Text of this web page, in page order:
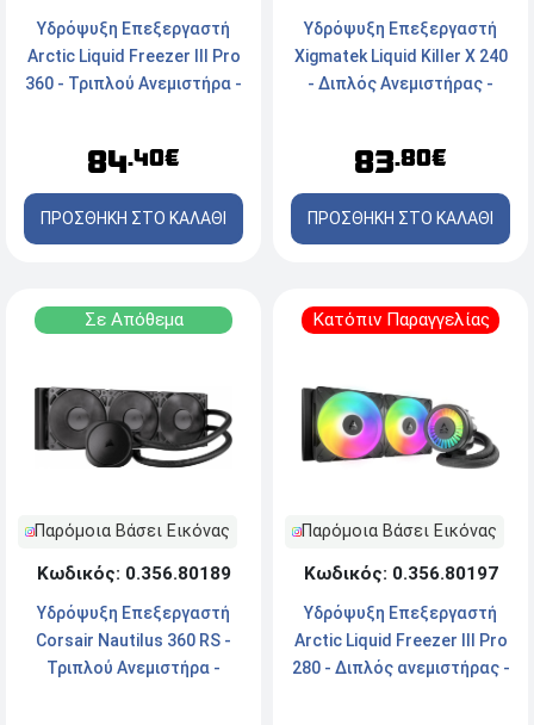
Υδρόψυξη Επεξεργαστή
Arctic Liquid Freezer III Pro
360 - Τριπλού Ανεμιστήρα -
84.40€
ΠΡΟΣΘΗΚΗ ΣΤΟ ΚΑΛΑΘΙ
Υδρόψυξη Επεξεργαστή
Xigmatek Liquid Killer X 240
- Διπλός Ανεμιστήρας -
83.80€
ΠΡΟΣΘΗΚΗ ΣΤΟ ΚΑΛΑΘΙ
Σε Απόθεμα
Παρόμοια Βάσει Εικόνας
Κωδικός: 0.356.80189
Υδρόψυξη Επεξεργαστή
Corsair Nautilus 360 RS -
Τριπλού Ανεμιστήρα -
Κατόπιν Παραγγελίας
Παρόμοια Βάσει Εικόνας
Κωδικός: 0.356.80197
Υδρόψυξη Επεξεργαστή
Arctic Liquid Freezer III Pro
280 - Διπλός ανεμιστήρας -